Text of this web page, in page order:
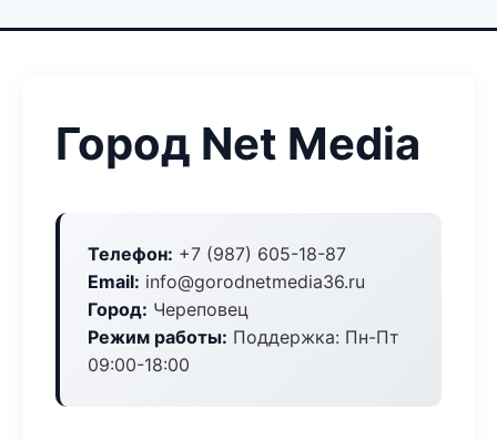
Город Net Media
Телефон: +7 (987) 605-18-87
Email: info@gorodnetmedia36.ru
Город: Череповец
Режим работы: Поддержка: Пн-Пт
09:00-18:00